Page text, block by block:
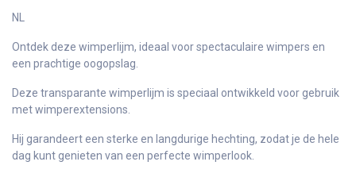
NL
Ontdek deze wimperlijm, ideaal voor spectaculaire wimpers en
een prachtige oogopslag.
Deze transparante wimperlijm is speciaal ontwikkeld voor gebruik
met wimperextensions.
Hij garandeert een sterke en langdurige hechting, zodat je de hele
dag kunt genieten van een perfecte wimperlook.